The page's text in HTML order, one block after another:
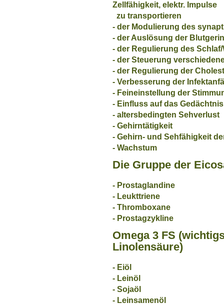
Zellfähigkeit, elektr. Impulse
zu transportieren
- der Modulierung des
- der Auslösung der
- der Regulierung des
- der Steuerung
- der Regulierung der
- Verbesserung der
- Feineinstellung der
- Einfluss auf das
- altersbedingten Sehverlust
- Gehirntätigkeit
- Gehirn- und Sehfähigkeit
- Wachstum
Die Gruppe der
- Prostaglandine
- Leukttriene
- Thromboxane
- Prostagzykline
Omega 3 FS
Linolensäure)
- Eiöl
- Leinöl
- Sojaöl
- Leinsamenöl